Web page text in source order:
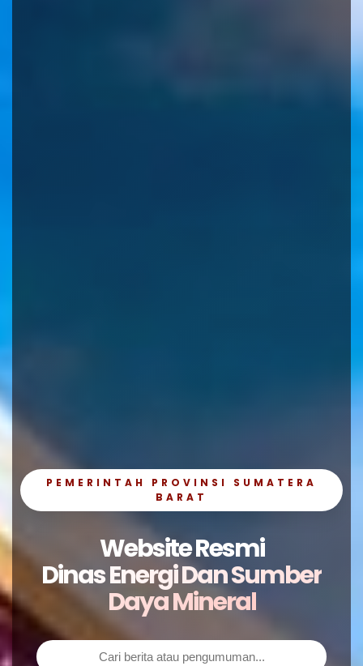
PEMERINTAH PROVINSI SUMATERA
BARAT
Website Resmi
Dinas Energi Dan Sumber
Daya Mineral